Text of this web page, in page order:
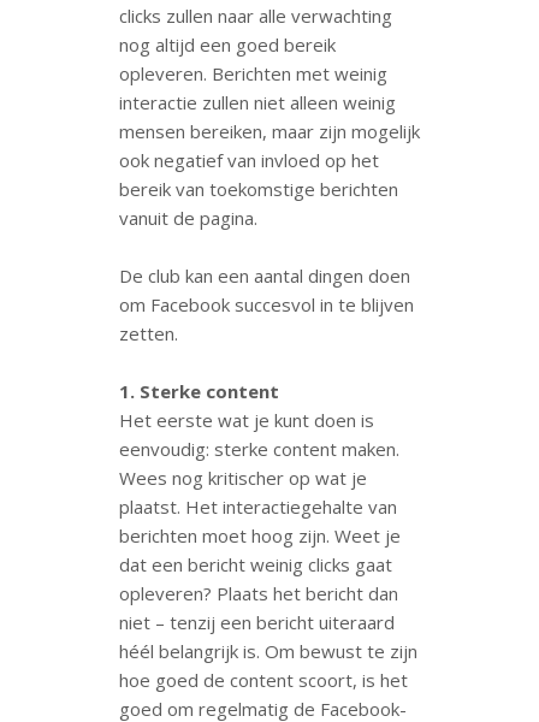
clicks zullen naar alle verwachting
nog altijd een goed bereik
opleveren. Berichten met weinig
interactie zullen niet alleen weinig
mensen bereiken, maar zijn mogelijk
ook negatief van invloed op het
bereik van toekomstige berichten
vanuit de pagina.
De club kan een aantal dingen doen
om Facebook succesvol in te blijven
zetten.
1. Sterke content
Het eerste wat je kunt doen is
eenvoudig: sterke content maken.
Wees nog kritischer op wat je
plaatst. Het interactiegehalte van
berichten moet hoog zijn. Weet je
dat een bericht weinig clicks gaat
opleveren? Plaats het bericht dan
niet – tenzij een bericht uiteraard
héél belangrijk is. Om bewust te zijn
hoe goed de content scoort, is het
goed om regelmatig de Facebook-